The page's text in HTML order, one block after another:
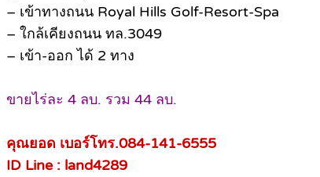
– เข้าทางถนน Royal Hills Golf-Resort-Spa
– ใกล้เคียงถนน ทล.3049
– เข้า-ออก ได้ 2 ทาง
ขายไร่ละ 4 ลบ. รวม 44 ลบ.
คุณยอด เบอร์โทร.084-141-6555
ID Line : land4289